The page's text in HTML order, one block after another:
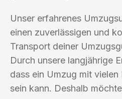
Unser erfahrenes
einen zuverlässigen und
Transport deiner
Durch unsere langjährige
dass ein Umzug mit vielen
sein kann. Deshalb